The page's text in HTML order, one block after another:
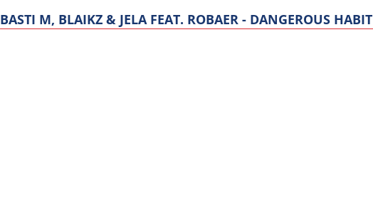
BASTI M, BLAIKZ & JELA FEAT. ROBAER - DANGEROUS HABIT